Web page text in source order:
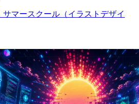
サマースクール（イラストデザイ